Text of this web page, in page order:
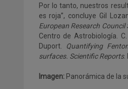
Por lo tanto, nuestros
es roja”, concluye Gil
European Research
Centro de Astrobiología.
Duport.
Quantifying
surfaces. Scientific Reports.
Imagen:Panorámica de la